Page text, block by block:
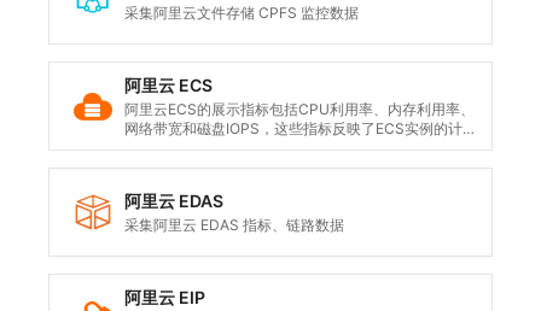
采集阿里云文件存储 CPFS 监控数据
阿里云 ECS
阿里云ECS的展示指标包括CPU利用率、内存利用率、
网络带宽和磁盘IOPS，这些指标反映了ECS实例的计
算、内存、网络和存储性能表现。
阿里云 EDAS
采集阿里云 EDAS 指标、链路数据
阿里云 EIP